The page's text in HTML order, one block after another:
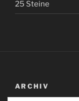
25 Steine
ARCHIV